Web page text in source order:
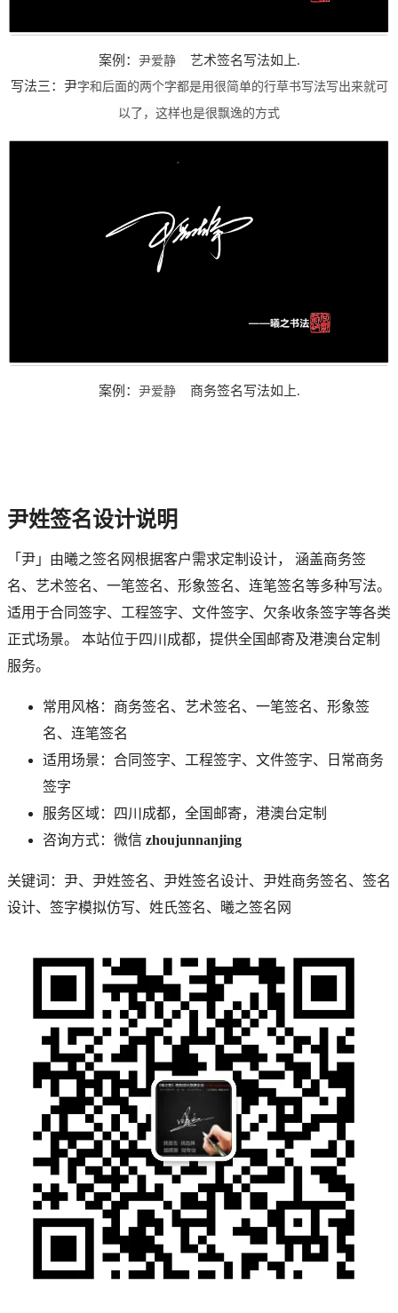
案例： 尹爱静 艺术签名写法如上.
写法三：尹字和后面的两个字都是用很简单的行草书写法写出来就可
以了，这样也是很飘逸的方式
案例： 尹爱静 商务签名写法如上.
尹姓签名设计说明
「 尹 」由曦之签名网根据客户需求定制设计， 涵盖商务签
名、艺术签名、一笔签名、形象签名、连笔签名等多种写法。
适用于合同签字、工程签字、文件签字、欠条收条签字等各类
正式场景。 本站位于四川成都，提供全国邮寄及港澳台定制
服务。
常用风格：商务签名、艺术签名、一笔签名、形象签
名、连笔签名
适用场景：合同签字、工程签字、文件签字、日常商务
签字
服务区域：四川成都，全国邮寄，港澳台定制
咨询方式：微信 zhoujunnanjing
关键词： 尹、 尹姓签名、 尹姓签名设计、 尹姓商务签名、签名
设计、签字模拟仿写、姓氏签名、曦之签名网